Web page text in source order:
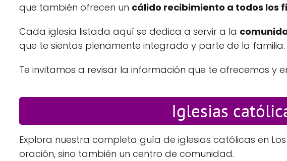
que también ofrecen un cálido recibimiento a todos los
Cada iglesia listada aquí se dedica a servir a la
que te sientas plenamente integrado y parte de la familia.
Te invitamos a revisar la información que te ofrecemos y
Iglesias
Explora nuestra completa guía de iglesias católicas en
oración, sino también un centro de comunidad.